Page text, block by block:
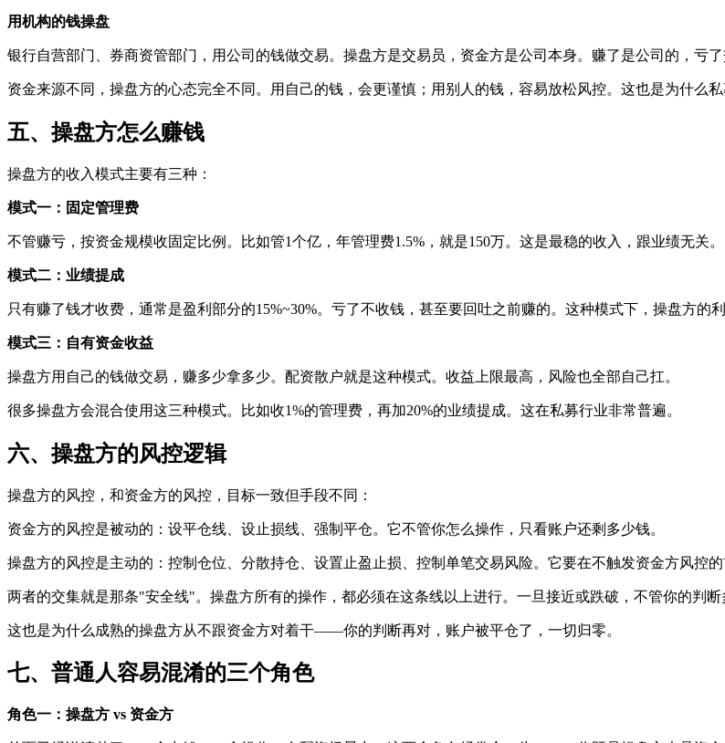
用机构的钱操盘
银行自营部门、券商资管部门，用公司的钱做交易。操盘方是交易员，资金方是公司本身。赚了是公司的，亏了
资金来源不同，操盘方的心态完全不同。用自己的钱，会更谨慎；用别人的钱，容易放松风控。这也是为什么
五、操盘方怎么赚钱
操盘方的收入模式主要有三种：
模式一：固定管理费
不管赚亏，按资金规模收固定比例。比如管1个亿，年管理费1.5%，就是150万。这是最稳的收入，跟业绩无关。
模式二：业绩提成
只有赚了钱才收费，通常是盈利部分的15%~30%。亏了不收钱，甚至要回吐之前赚的。这种模式下，操盘方的
模式三：自有资金收益
操盘方用自己的钱做交易，赚多少拿多少。配资散户就是这种模式。收益上限最高，风险也全部自己扛。
很多操盘方会混合使用这三种模式。比如收1%的管理费，再加20%的业绩提成。这在私募行业非常普遍。
六、操盘方的风控逻辑
操盘方的风控，和资金方的风控，目标一致但手段不同：
资金方的风控是被动的：设平仓线、设止损线、强制平仓。它不管你怎么操作，只看账户还剩多少钱。
操盘方的风控是主动的：控制仓位、分散持仓、设置止盈止损、控制单笔交易风险。它要在不触发资金方风控的
两者的交集就是那条"安全线"。操盘方所有的操作，都必须在这条线以上进行。一旦接近或跌破，不管你的判断
这也是为什么成熟的操盘方从不跟资金方对着干——你的判断再对，账户被平仓了，一切归零。
七、普通人容易混淆的三个角色
角色一：操盘方 vs 资金方